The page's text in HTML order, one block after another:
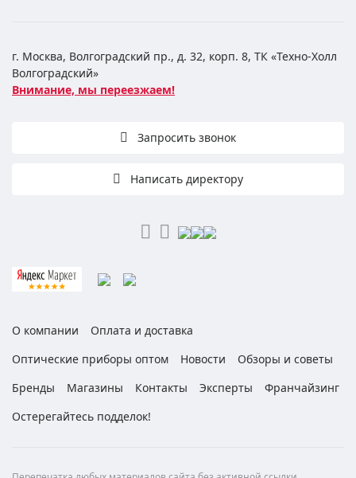
г. Москва, Волгоградский пр., д. 32, корп. 8, ТК «Техно-Холл
Волгоградский»
Внимание, мы переезжаем!
Запросить звонок
Написать директору
О компании
Оплата и доставка
Оптические приборы оптом
Новости
Обзоры и советы
Бренды
Магазины Контакты Эксперты
Франчайзинг
Остерегайтесь подделок!